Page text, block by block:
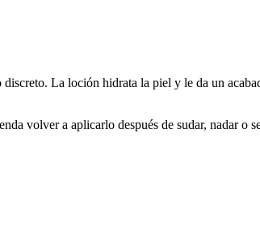
La loción hidrata la piel y le da un
volver a aplicarlo después de sudar, nadar o